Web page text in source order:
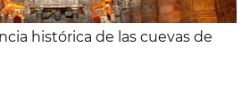
histórica de las cuevas de